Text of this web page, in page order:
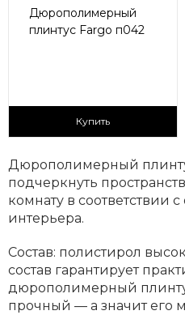
Дюрополимерный
плинтус Fargo п042
Купить
Дюрополимерный
подчеркнуть
комнату в соответствии
интерьера.
Состав: полистирол
состав гарантирует
дюрополимерный
прочный — а значит его